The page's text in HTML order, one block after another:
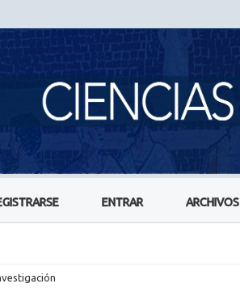
ENTRAR ARCHIVOS